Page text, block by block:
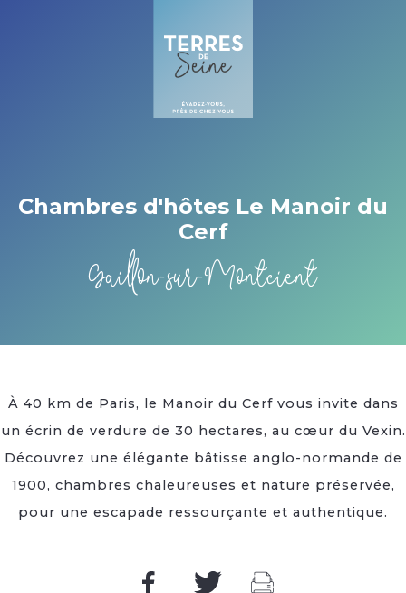
Chambres d'hôtes Le Manoir du
Cerf
Gaillon-sur-Montcient
À 40 km de Paris, le Manoir du Cerf vous invite dans
un écrin de verdure de 30 hectares, au cœur du Vexin.
Découvrez une élégante bâtisse anglo-normande de
1900, chambres chaleureuses et nature préservée,
pour une escapade ressourçante et authentique.